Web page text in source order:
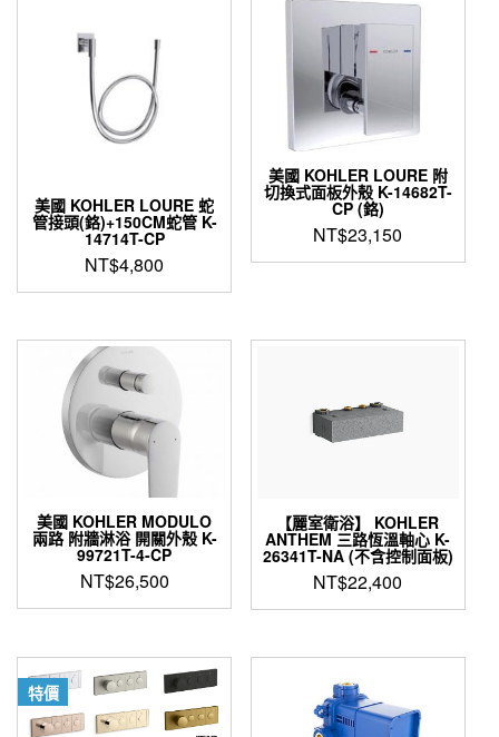
美國 KOHLER LOURE 蛇
管接頭(鉻)+150CM蛇管 K-
14714T-CP
NT$4,800
美國 KOHLER LOURE 附
切換式面板外殼 K-14682T-
CP (鉻)
NT$23,150
美國 KOHLER MODULO
兩路 附牆淋浴 開關外殼 K-
99721T-4-CP
NT$26,500
【麗室衛浴】 KOHLER
ANTHEM 三路恆溫軸心 K-
26341T-NA (不含控制面板)
NT$22,400
特價